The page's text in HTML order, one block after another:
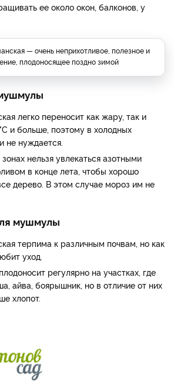
ее около окон, балконов, у
— очень неприхотливое, полезное и
плодоносящее поздно зимой
легко переносит как жару, так и
и больше, поэтому в холодных
не нуждается.
нельзя увлекаться азотными
в конце лета, чтобы хорошо
дерево. В этом случае мороз им не
мушмулы
терпима к различным почвам, но как
уход.
регулярно на участках, где
айва, боярышник, но в отличие от них
хлопот.